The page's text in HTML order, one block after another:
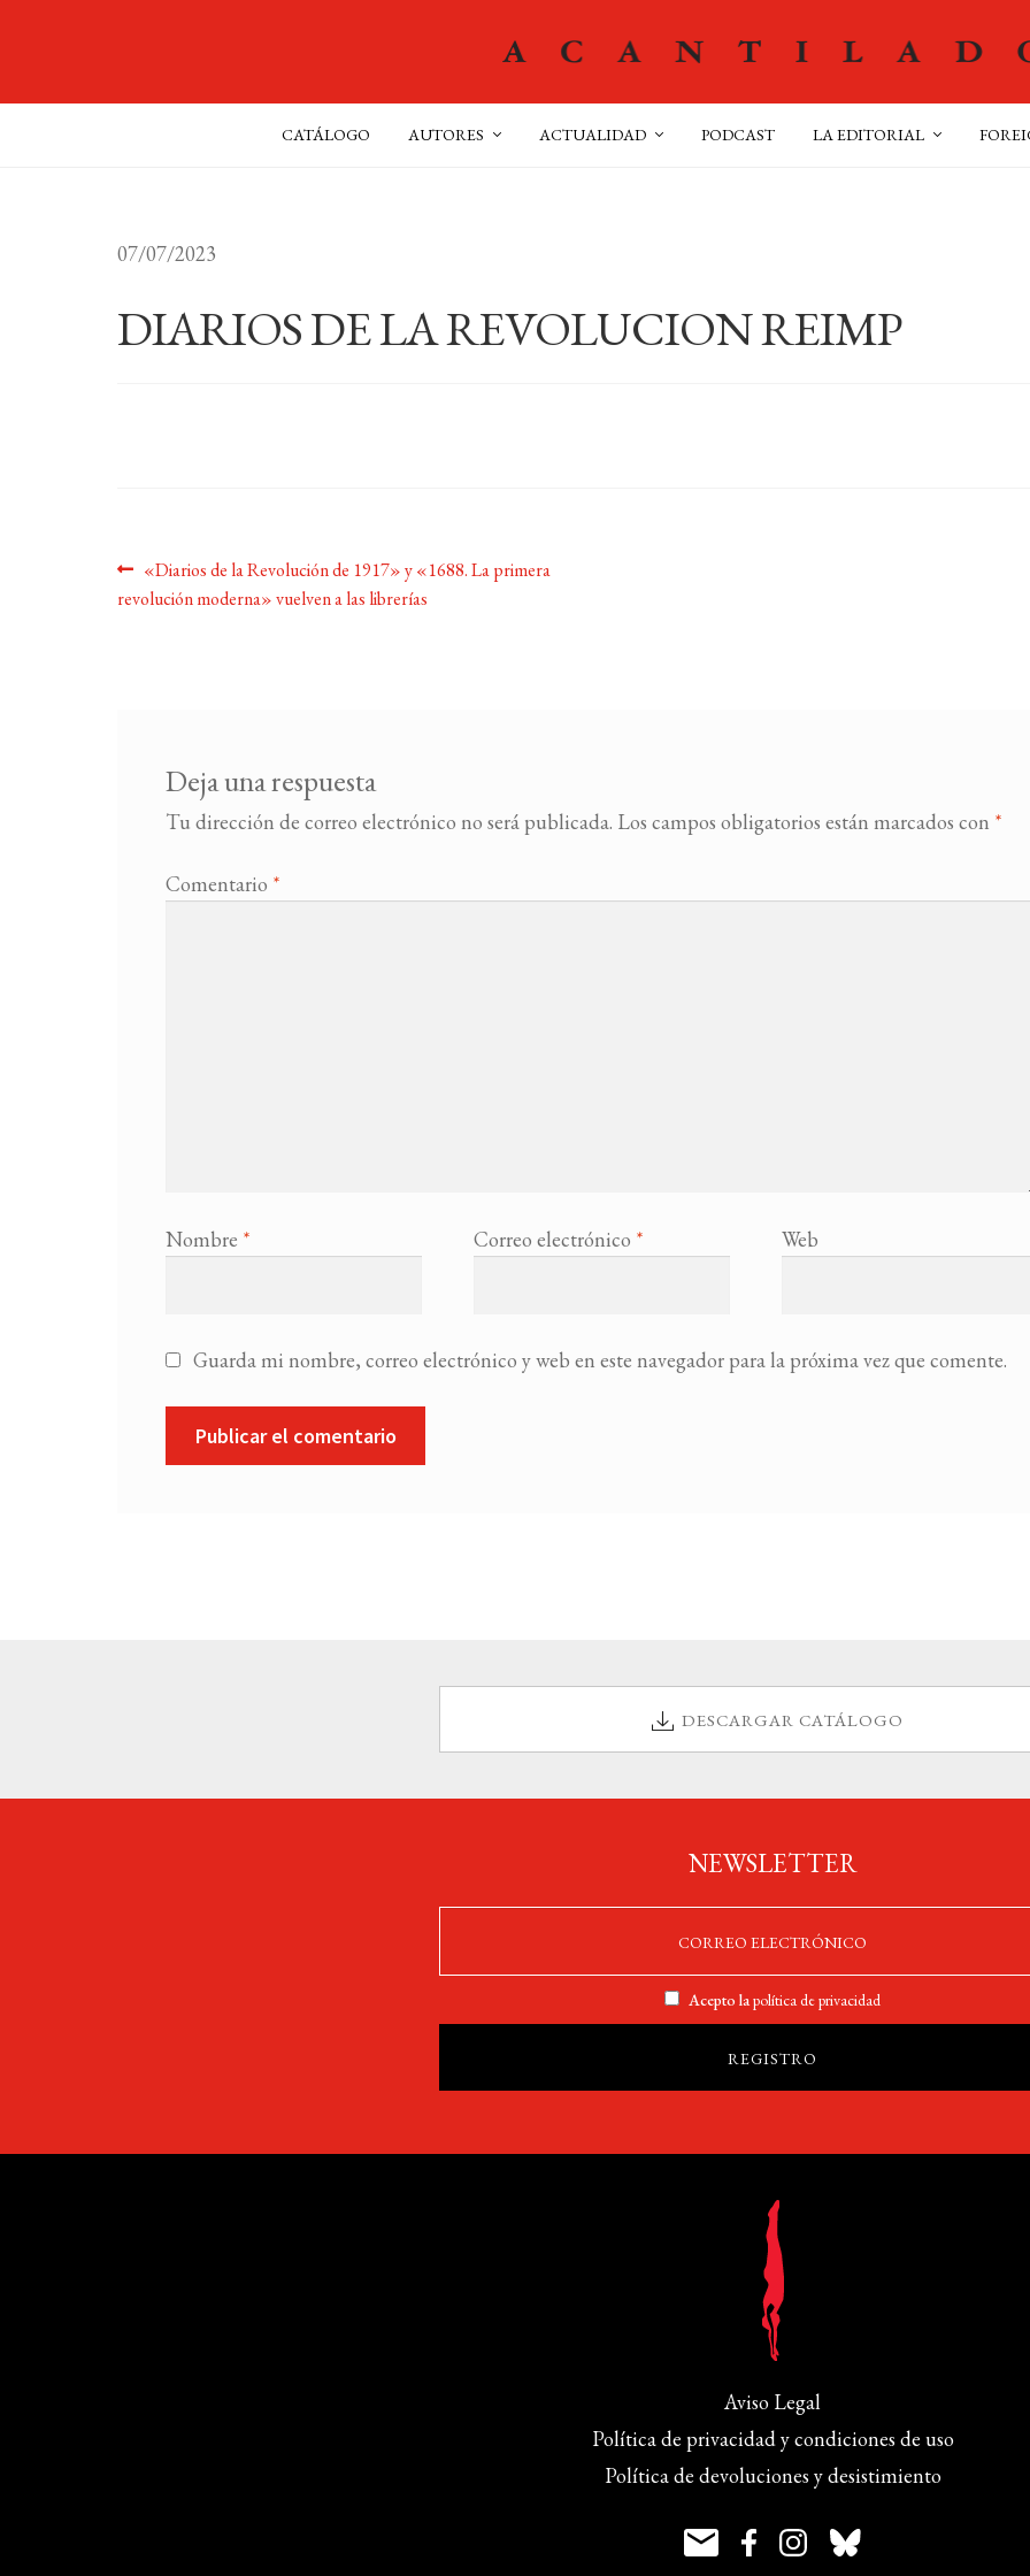
CATÁLOGO AUTORES ACTUALIDAD PODCAST LA EDITORIAL
07/07/2023
DIARIOS DE LA REVOLUCION REIMP
Navegación
de
Anterior:
«Diarios de la Revolución de 1917» y «1688. La primera
revolución moderna» vuelven a las librerías
Deja una respuesta
Tu dirección de correo electrónico no será publicada. Los campos obligatorios están marcados con *
Comentario *
Nombre * Correo electrónico * Web
Guarda mi nombre, correo electrónico y web en este navegador para la próxima vez que comente.
DESCARGAR CATÁLOGO
NEWSLETTER
Acepto lapolítica de privacidad
Aviso Legal
Política de privacidad y condiciones de uso
Política de devoluciones y desistimiento